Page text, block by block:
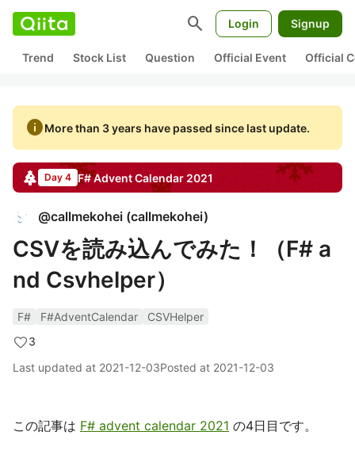
search Login Signup
Trend Stock List Question Official Event Official
infoMore than 3 years have passed since last update.
Day 4 F#Advent Calendar 2021
@callmekohei (callmekohei)
CSVを読み込んでみた！（F# a
nd Csvhelper）
F# F#AdventCalendar
CSVHelper
3
Last updated at 2021-12-03Posted at 2021-12-03
この記事は F# advent calendar 2021 の4日目です。